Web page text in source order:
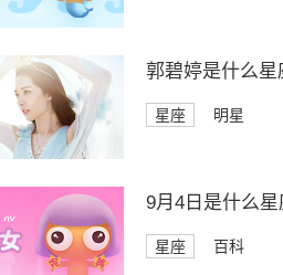
郭碧婷是什么星
星座 明星
9月4日是什么星
星座 百科